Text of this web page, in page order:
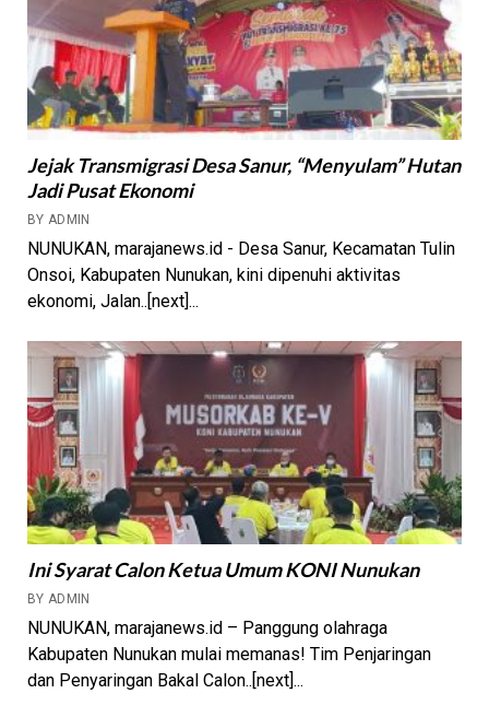
Jejak Transmigrasi Desa Sanur, “Menyulam” Hutan
Jadi Pusat Ekonomi
BY ADMIN
NUNUKAN, marajanews.id - Desa Sanur, Kecamatan Tulin
Onsoi, Kabupaten Nunukan, kini dipenuhi aktivitas
ekonomi, Jalan..[next]...
Ini Syarat Calon Ketua Umum KONI Nunukan
BY ADMIN
NUNUKAN, marajanews.id – Panggung olahraga
Kabupaten Nunukan mulai memanas! Tim Penjaringan
dan Penyaringan Bakal Calon..[next]...